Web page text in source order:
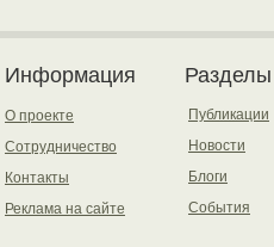
Информация
О проекте
Сотрудничество
Контакты
Реклама на сайте
Разделы
Публикации
Новости
Блоги
События